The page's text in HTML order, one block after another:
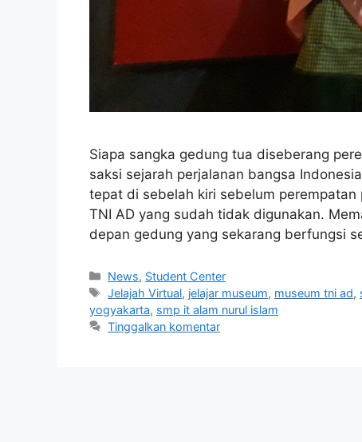
Siapa sangka gedung tua diseberang
saksi sejarah perjalanan bangsa
tepat di sebelah kiri sebelum
TNI AD yang sudah tidak digunakan.
depan gedung yang sekarang berfungsi
News, Student Center
Jelajah Virtual, jelajar museum, museum tni ad,
yogyakarta, smp it alam nurul islam
Tinggalkan komentar